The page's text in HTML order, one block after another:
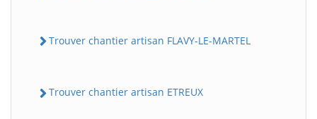
Trouver chantier artisan FLAVY-LE-MARTEL
Trouver chantier artisan ETREUX